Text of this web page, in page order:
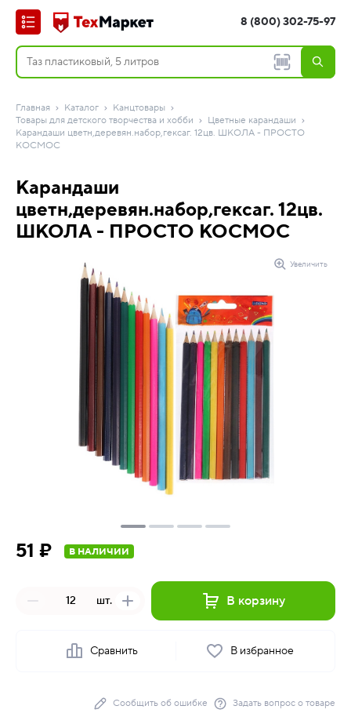
8 (800) 302-75-97
Главная Каталог
Канцтовары
Товары для детского творчества и хобби
Цветные карандаши
Карандаши цветн,деревян.набор,гексаг. 12цв. ШКОЛА - ПРОСТО
КОСМОС
Карандаши
цветн,деревян.набор,гексаг. 12цв.
ШКОЛА - ПРОСТО КОСМОС
Увеличить
51 ₽ В НАЛИЧИИ
шт. В корзину
Сравнить В избранное
Сообщить об ошибке Задать вопрос о товаре